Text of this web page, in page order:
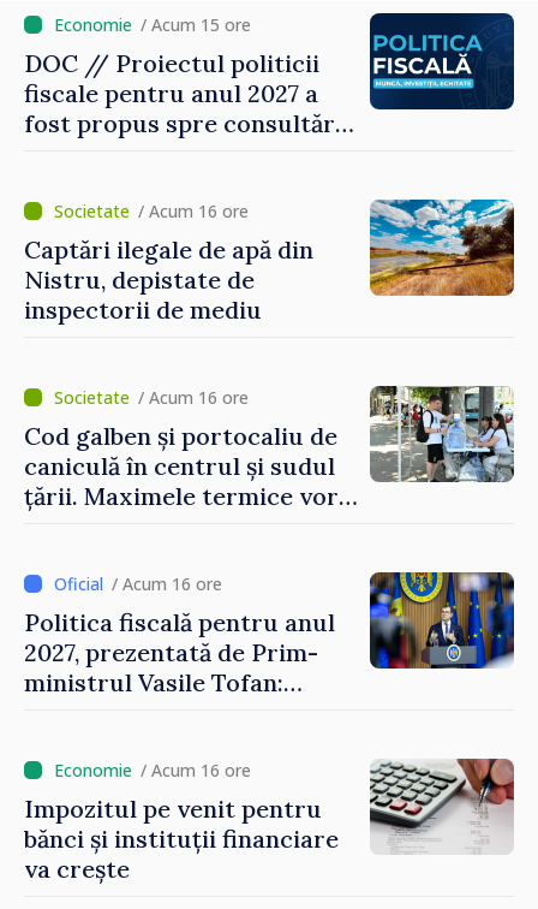
/ Acum 15 ore
DOC // Proiectul politicii
fiscale pentru anul 2027 a
fost propus spre consultări
/ Acum 16 ore
Captări ilegale de apă din
Nistru, depistate de
inspectorii de mediu
/ Acum 16 ore
Cod galben și portocaliu de
caniculă în centrul și sudul
țării. Maximele termice vor
/ Acum 16 ore
Politica fiscală pentru anul
2027, prezentată de Prim-
ministrul Vasile Tofan:
taxare mai echitabilă
/ Acum 16 ore
Impozitul pe venit pentru
bănci și instituții financiare
va crește